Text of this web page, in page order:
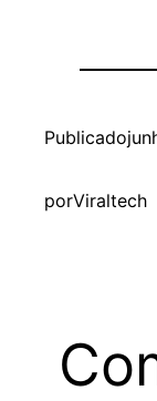
Publicado
porViraltech